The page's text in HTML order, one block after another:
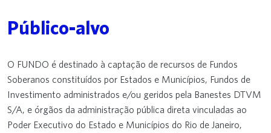
Público-alvo
O FUNDO é destinado à captação de recursos de Fundos
Soberanos constituídos por Estados e Municípios, Fundos de
Investimento administrados e/ou geridos pela Banestes DTVM
S/A, e órgãos da administração pública direta vinculadas ao
Poder Executivo do Estado e Municípios do Rio de Janeiro,